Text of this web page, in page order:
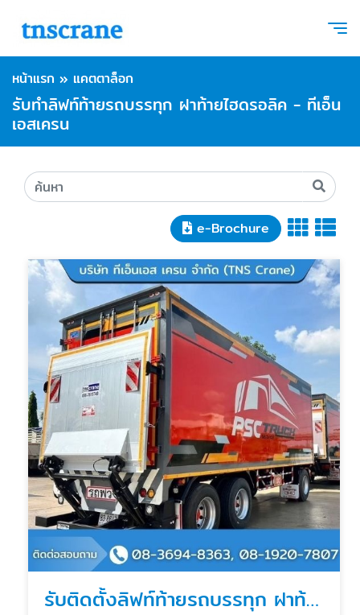
หน้าแรก » แคตตาล็อก
รับทำลิฟท์ท้ายรถบรรทุก ฝาท้ายไฮดรอลิค - ทีเอ็น
เอสเครน
e-Brochure
รับติดตั้งลิฟท์ท้ายรถบรรทุก ฝาท้ายไฮดรอลิค